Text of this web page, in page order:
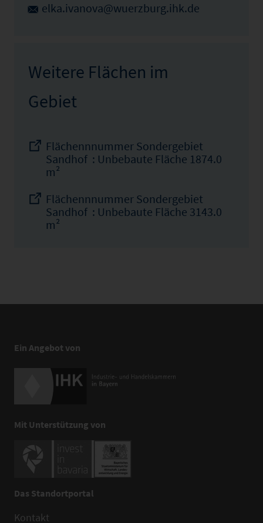
elka.ivanova@wuerzburg.ihk.de
Weitere Flächen im
Gebiet
Flächennnummer Sondergebiet
Sandhof : Unbebaute Fläche 1874.0
m²
Flächennnummer Sondergebiet
Sandhof : Unbebaute Fläche 3143.0
m²
Ein Angebot von
Mit Unterstützung von
Das Standortportal
Kontakt